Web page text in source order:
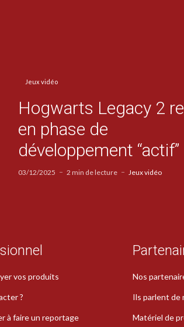
Jeux vidéo
Hogwarts Legacy 2
en phase de
développement “actif”
03/12/2025 2 min de lecture Jeux vidéo
vos produits
?
à faire un reportage
Nos
Ils parlent de
Matériel de